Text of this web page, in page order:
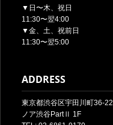
▼日〜木、祝日
11:30〜翌4:00
▼金、土、祝前日
11:30〜翌5:00
ADDRESS
東京都渋谷区宇田川町36-22
ノア渋谷PartⅡ 1F